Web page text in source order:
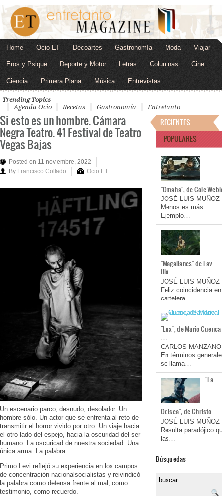
Home Ocio ET Decoartes Gastronomía Moda Viajar
Eros y Psique Deporte y Motor Letras Columnas Cine
Ciencia Primera Plana Música Entrevistas
Trending Topics
Agenda Ocio
Recetas Gastronomía Entretanto
Si esto es un hombre. Cámara
Negra Teatro. 41 Festival de Teatro
Vegas Bajas
Posted on 11 noviembre, 2022
By Francisco Collado Ocio ET
Un escenario parco, desnudo, desolador. Un
hombre sólo. Un actor que se enfrenta al reto de
transmitir el horror vivido por otro. Un viaje hacia
el otro lado del espejo, hacia la oscuridad del ser
humano. La oscuridad de nuestra sociedad. Una
única arma: La palabra.
Primo Levi reflejó su experiencia en los campos
de concentración nacionalsocialistas y reivindicó
la palabra como defensa frente al mal, como
testimonio, como recuerdo.
RECIENTES
POPULARES
"Omaha", de Cole
JOSÉ LUIS MUÑOZ
Menos es más.
Ejemplo…
"Magallanes" de Lav
Dia…
JOSÉ LUIS MUÑOZ
Feliz coincidencia en
cartelera…
"Lux", de Mario Cuenca
…
CARLOS MANZANO
En términos
se llama…
"La
Odisea", de Christo…
JOSÉ LUIS MUÑOZ
Resulta paradójico
las…
Búsquedas